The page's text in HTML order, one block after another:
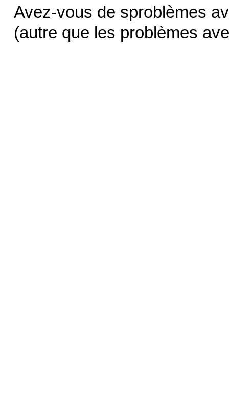
Avez-vous de sproblèmes
(autre que les problèmes